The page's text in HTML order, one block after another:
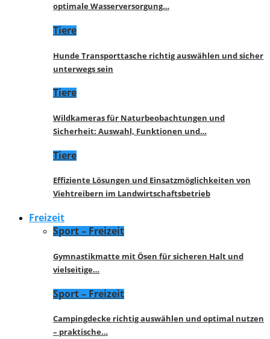
optimale Wasserversorgung…
Tiere
Hunde Transporttasche richtig auswählen und sicher
unterwegs sein
Tiere
Wildkameras für Naturbeobachtungen und
Sicherheit: Auswahl, Funktionen und…
Tiere
Effiziente Lösungen und Einsatzmöglichkeiten von
Viehtreibern im Landwirtschaftsbetrieb
Freizeit
Sport – Freizeit
Gymnastikmatte mit Ösen für sicheren Halt und
vielseitige…
Sport – Freizeit
Campingdecke richtig auswählen und optimal nutzen
– praktische…